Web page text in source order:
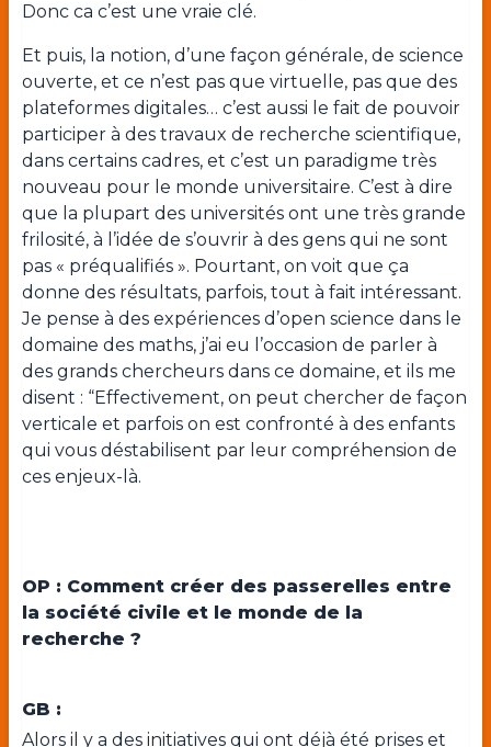
Donc ca c’est une vraie clé.
Et puis, la notion, d’une façon générale, de science
ouverte, et ce n’est pas que virtuelle, pas que des
plateformes digitales… c’est aussi le fait de pouvoir
participer à des travaux de recherche scientifique,
dans certains cadres, et c’est un paradigme très
nouveau pour le monde universitaire. C’est à dire
que la plupart des universités ont une très grande
frilosité, à l’idée de s’ouvrir à des gens qui ne sont
pas « préqualifiés ». Pourtant, on voit que ça
donne des résultats, parfois, tout à fait intéressant.
Je pense à des expériences d’open science dans le
domaine des maths, j’ai eu l’occasion de parler à
des grands chercheurs dans ce domaine, et ils me
disent : “Effectivement, on peut chercher de façon
verticale et parfois on est confronté à des enfants
qui vous déstabilisent par leur compréhension de
ces enjeux-là.
OP : Comment créer des passerelles entre
la société civile et le monde de la
recherche ?
GB :
Alors il y a des initiatives qui ont déjà été prises et